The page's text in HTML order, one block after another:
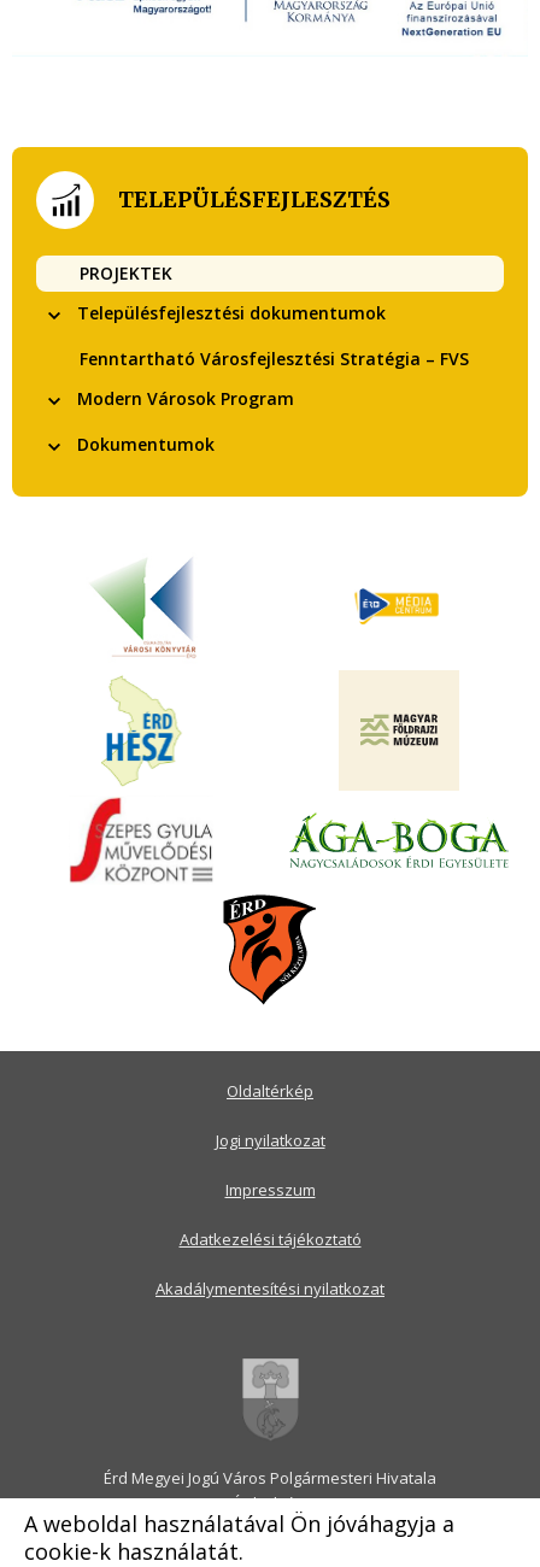
A weboldal használatával Ön jóváhagyja a
cookie-k használatát.
TELEPÜLÉSFEJLESZTÉS
PROJEKTEK
Településfejlesztési dokumentumok
Fenntartható Városfejlesztési Stratégia – FVS
Modern Városok Program
Dokumentumok
Érd Megyei Jogú Város Polgármesteri Hivatala
2030 Érd, Alsó utca 1.
Levélcím: 2031 Érd, Pf.: 31
E-mail:onkormanyzat@erd.hu
Oldaltérkép
Jogi nyilatkozat
Impresszum
Adatkezelési tájékoztató
Akadálymentesítési nyilatkozat